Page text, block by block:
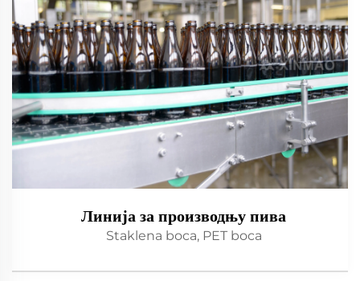
Линија за производњу пива
Staklena boca, PET boca